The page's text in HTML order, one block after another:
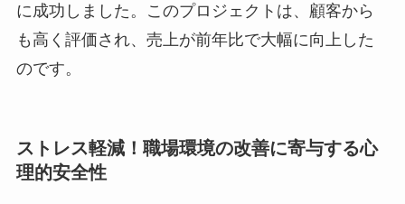
に成功しました。このプロジェクトは、顧客から
も高く評価され、売上が前年比で大幅に向上した
のです。
ストレス軽減！職場環境の改善に寄与する心
理的安全性